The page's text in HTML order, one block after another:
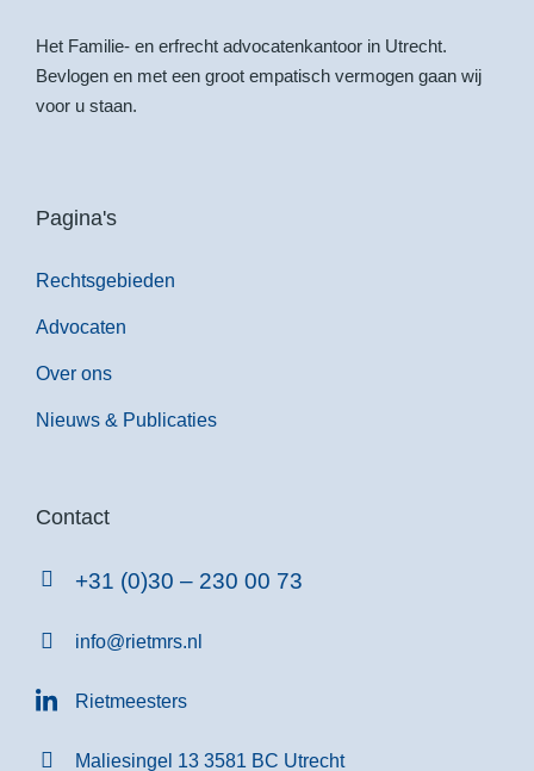
Het Familie- en erfrecht advocatenkantoor in Utrecht.
Bevlogen en met een groot empatisch vermogen gaan wij
voor u staan.
Pagina's
Rechtsgebieden
Advocaten
Over ons
Nieuws & Publicaties
Contact
+31 (0)30 – 230 00 73
info@rietmrs.nl
Rietmeesters
Maliesingel 13 3581 BC Utrecht